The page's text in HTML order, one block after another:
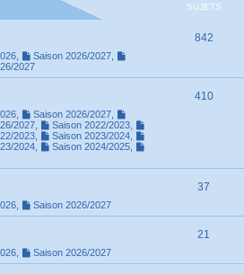
SUJETS
Saison 2026/2027
2027
842
Saison 2026/2027
2027 Saison 2022/2023
2023 Saison 2023/2024
2024 Saison 2024/2025
410
Saison 2026/2027
37
Saison 2026/2027
21